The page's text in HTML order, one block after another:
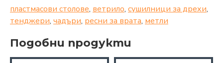
пластмасови столове, ветрило, сушилници за дрехи,
тенджери, чадъри, ресни за врата, метли
Подобни продукти